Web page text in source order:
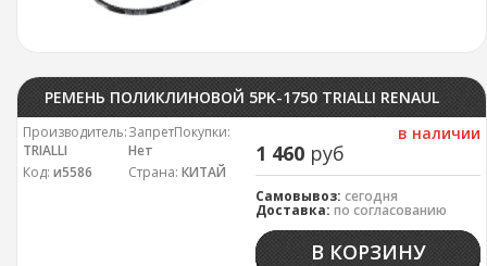
РЕМЕНЬ ПОЛИКЛИНОВОЙ 5PK-1750 TRIALLI RENAULT LOGAN 1.4-1.6 (+КОНД. +ГУР)
в наличии
1 460 руб
Самовывоз: сегодня
Доставка: по согласованию
В КОРЗИНУ
Производитель:
TRIALLI
Код: и5586
ЗапретПокупки:
Нет
Страна: КИТАЙ